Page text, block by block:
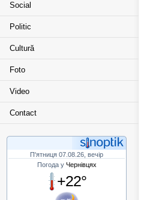
Social
Politic
Cultură
Foto
Video
Contact
П'ятниця 07.08.26, вечір
Погода у Чернівцях
+22°